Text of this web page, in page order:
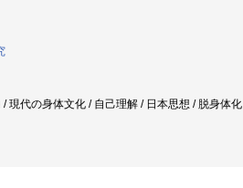
代の身体文化 / 自己理解 / 日本思想 / 脱身体化